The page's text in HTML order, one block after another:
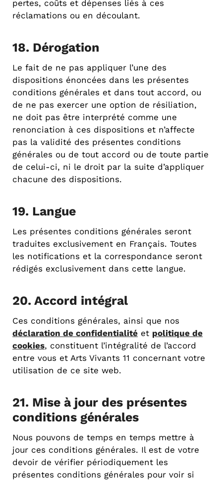
pertes, coûts et dépenses liés à ces
réclamations ou en découlant.
18. Dérogation
Le fait de ne pas appliquer l’une des
dispositions énoncées dans les présentes
conditions générales et dans tout accord, ou
de ne pas exercer une option de résiliation,
ne doit pas être interprété comme une
renonciation à ces dispositions et n’affecte
pas la validité des présentes conditions
générales ou de tout accord ou de toute partie
de celui-ci, ni le droit par la suite d’appliquer
chacune des dispositions.
19. Langue
Les présentes conditions générales seront
traduites exclusivement en Français. Toutes
les notifications et la correspondance seront
rédigés exclusivement dans cette langue.
20. Accord intégral
Ces conditions générales, ainsi que nos
déclaration de confidentialité et politique de
cookies, constituent l’intégralité de l’accord
entre vous et Arts Vivants 11 concernant votre
utilisation de ce site web.
21. Mise à jour des présentes
conditions générales
Nous pouvons de temps en temps mettre à
jour ces conditions générales. Il est de votre
devoir de vérifier périodiquement les
présentes conditions générales pour voir si